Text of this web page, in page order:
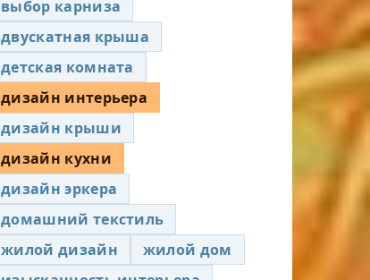
выбор карниза
двускатная крыша
детская комната
дизайн интерьера
дизайн крыши
дизайн кухни
дизайн эркера
домашний текстиль
жилой дизайн
жилой дом